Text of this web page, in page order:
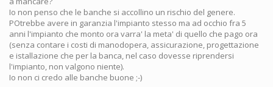
Io non penso che le banche si accollino un rischio del genere.
POtrebbe avere in garanzia l'impianto stesso ma ad occhio fra 5
anni l'impianto che monto ora varra' la meta' di quello che pago ora
(senza contare i costi di manodopera, assicurazione, progettazione
e istallazione che per la banca, nel caso dovesse riprendersi
l'impianto, non valgono niente).
Io non ci credo alle banche buone ;-)